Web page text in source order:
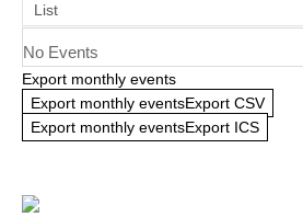
List
No Events
Export monthly events
Export monthly eventsExport CSV
Export monthly eventsExport ICS